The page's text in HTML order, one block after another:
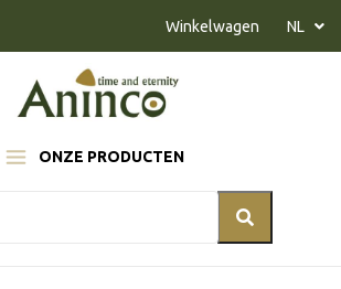
ONZE PRODUCTEN
Winkelwagen NL